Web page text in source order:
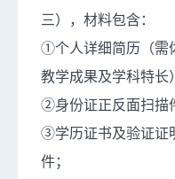
三），材料包含：
①个人详细简历（需
教学成果及学科特长
②身份证正反面扫描
③学历证书及验证证
件；